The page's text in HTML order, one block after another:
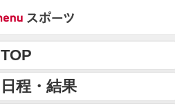
TOP
日程・結果